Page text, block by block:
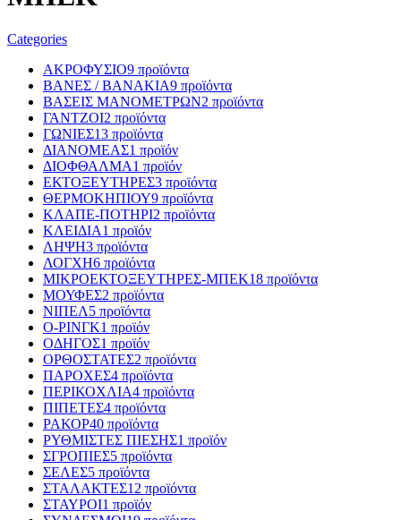
Categories
ΑΚΡΟΦΥΣΙΟ9 προϊόντα
ΒΑΝΕΣ / ΒΑΝΑΚΙΑ9 προϊόντα
ΒΑΣΕΙΣ ΜΑΝΟΜΕΤΡΩΝ2 προϊόντα
ΓΑΝΤΖΟΙ2 προϊόντα
ΓΩΝΙΕΣ13 προϊόντα
ΔΙΑΝΟΜΕΑΣ1 προϊόν
ΔΙΟΦΘΑΛΜΑ1 προϊόν
ΕΚΤΟΞΕΥΤΗΡΕΣ3 προϊόντα
ΘΕΡΜΟΚΗΠΙΟΥ9 προϊόντα
ΚΛΑΠΕ-ΠΟΤΗΡΙ2 προϊόντα
ΚΛΕΙΔΙΑ1 προϊόν
ΛΗΨΗ3 προϊόντα
ΛΟΓΧΗ6 προϊόντα
ΜΙΚΡΟΕΚΤΟΞΕΥΤΗΡΕΣ-ΜΠΕΚ18 προϊόντα
ΜΟΥΦΕΣ2 προϊόντα
ΝΙΠΕΛ5 προϊόντα
Ο-ΡΙΝΓΚ1 προϊόν
ΟΔΗΓΟΣ1 προϊόν
ΟΡΘΟΣΤΑΤΕΣ2 προϊόντα
ΠΑΡΟΧΕΣ4 προϊόντα
ΠΕΡΙΚΟΧΛΙΑ4 προϊόντα
ΠΙΠΕΤΕΣ4 προϊόντα
ΡΑΚΟΡ40 προϊόντα
ΡΥΘΜΙΣΤΕΣ ΠΙΕΣΗΣ1 προϊόν
ΣΓΡΟΠΙΕΣ5 προϊόντα
ΣΕΛΕΣ5 προϊόντα
ΣΤΑΛΑΚΤΕΣ12 προϊόντα
ΣΤΑΥΡΟΙ1 προϊόν